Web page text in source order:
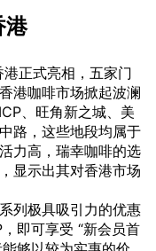
港
正式亮相，五家门
港咖啡市场掀起波澜
、旺角新之城、美
路，这些地段均属于
力高，瑞幸咖啡的选
显示出其对香港市场
列极具吸引力的优惠
即可享受 “新会员首